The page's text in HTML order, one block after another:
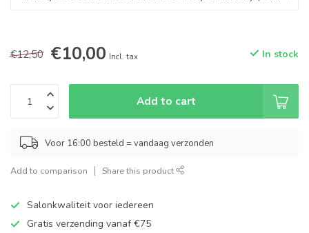
€12,50 €10,00 Incl. tax In stock
Add to cart
Voor 16:00 besteld = vandaag verzonden
Add to comparison Share this product
Salonkwaliteit voor iedereen
Gratis verzending vanaf €75